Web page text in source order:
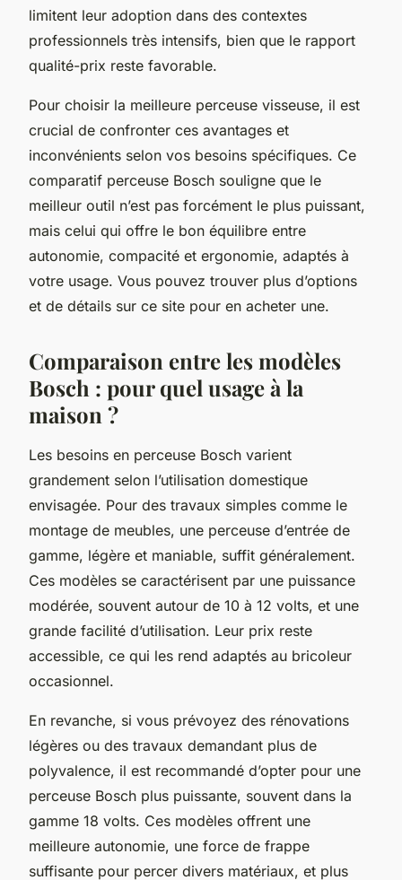
limitent leur adoption dans des contextes
professionnels très intensifs, bien que le rapport
qualité-prix reste favorable.
Pour choisir la meilleure perceuse visseuse, il est
crucial de confronter ces avantages et
inconvénients selon vos besoins spécifiques. Ce
comparatif perceuse Bosch souligne que le
meilleur outil n’est pas forcément le plus puissant,
mais celui qui offre le bon équilibre entre
autonomie, compacité et ergonomie, adaptés à
votre usage. Vous pouvez trouver plus d’options
et de détails sur ce site pour en acheter une.
Comparaison entre les modèles
Bosch : pour quel usage à la
maison ?
Les besoins en perceuse Bosch varient
grandement selon l’utilisation domestique
envisagée. Pour des travaux simples comme le
montage de meubles, une perceuse d’entrée de
gamme, légère et maniable, suffit généralement.
Ces modèles se caractérisent par une puissance
modérée, souvent autour de 10 à 12 volts, et une
grande facilité d’utilisation. Leur prix reste
accessible, ce qui les rend adaptés au bricoleur
occasionnel.
En revanche, si vous prévoyez des rénovations
légères ou des travaux demandant plus de
polyvalence, il est recommandé d’opter pour une
perceuse Bosch plus puissante, souvent dans la
gamme 18 volts. Ces modèles offrent une
meilleure autonomie, une force de frappe
suffisante pour percer divers matériaux, et plus